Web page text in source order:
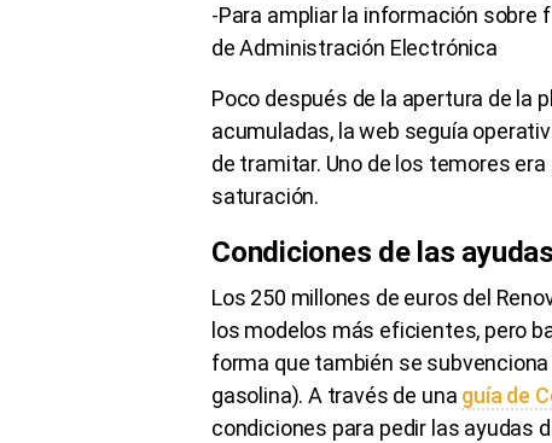
-Para ampliar la información sobre
de Administración Electrónica
Poco después de la apertura de la
acumuladas, la web seguía
de tramitar. Uno de los temores
saturación.
Condiciones de las ayudas
Los 250 millones de euros del
los modelos más eficientes, pero
forma que también se
gasolina). A través de una guía de
condiciones para pedir las ayudas